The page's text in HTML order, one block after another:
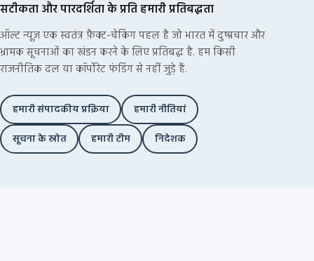
सटीकता और पारदर्शिता के प्रति हमारी प्रतिबद्धता
ऑल्ट न्यूज़ एक स्वतंत्र फ़ैक्ट-चेकिंग पहल है जो भारत में दुष्प्रचार और
भ्रामक सूचनाओं का खंडन करने के लिए प्रतिबद्ध है. हम किसी
राजनीतिक दल या कॉर्पोरेट फंडिंग से नहीं जुड़े हैं.
हमारी संपादकीय प्रक्रिया
हमारी नीतियां
सूचना के स्रोत
हमारी टीम निदेशक